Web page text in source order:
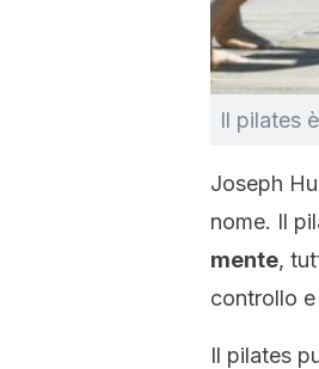
Il pilates
Joseph
nome. Il
mente,
controllo
Il pilates